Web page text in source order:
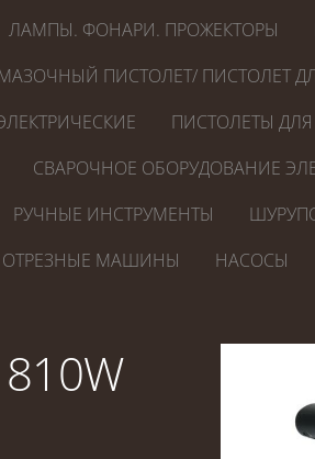
ЛАМПЫ. ФОНАРИ. ПРОЖЕКТОРЫ
ПИСТОЛЕТ/ ПИСТОЛЕТ
ПИСТОЛЕТЫ
СВАРОЧНОЕ ОБОРУДОВАНИЕ
РУЧНЫЕ ИНСТРУМЕНТЫ
МАШИНЫ
НАСОСЫ